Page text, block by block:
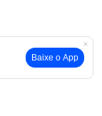
Baixe o App